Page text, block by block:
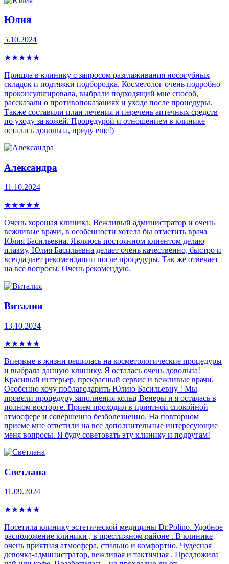
Юлия
5.10.2024
★★★★★
Пришла в клинику с запросом разглаживания носогубных
складок и подтяжки подбородка. Косметолог очень подробно
проконсультировала, выбрали подходящий мне способ,
рассказали о противопоказаниях и уходе после процедуры.
Также составили план лечения и перечень аптечных средств
по уходу за кожей. Процедурой и отношением в клинике
осталась довольна, приду еще!)
Александра
11.10.2024
★★★★★
Очень хорошая клиника. Вежливый администратор и очень
вежливые врачи, в особенности хотела бы отметить врача
Юлия Басильевна. Являюсь постоянном клиентом делаю
плазму, Юлия Басильевна делает очень качественно, быстро и
всегда дает рекомендации после процедуры. Так же отвечает
на все вопросы. Очень рекомендую.
Виталия
13.10.2024
★★★★★
Впервые в жизни решилась на косметологические процедуры
и выбрала данную клинику. Я осталась очень довольна!
Красивый интерьер, прекрасный сервис и вежливые врачи.
Особенно хочу поблагодарить Юлию Басильевну ! Мы
провели процедуру заполнения кольц Венеры и я осталась в
полном восторге. Прием проходил в приятной спокойной
атмосфере и совершенно безболезненно. На повторном
приеме мне ответили на все дополнительные интересующие
меня вопросы. Я буду советовать эту клинику и подругам!
Светлана
11.09.2024
★★★★★
Посетила клинику эстетической медицины Dr.Polino. Удобное
расположение клиники , в престижном районе . В клинике
очень приятная атмосфера, стильно и комфортно. Чудесная
девочка-администратор, вежливая и тактичная . Предложила